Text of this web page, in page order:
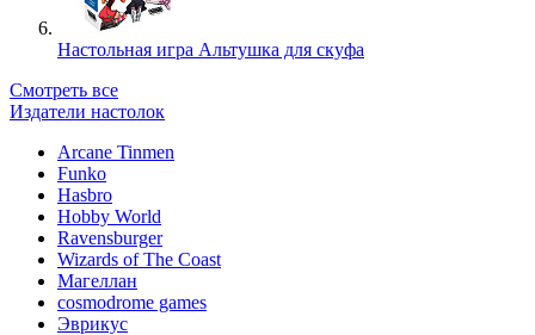
Настольная игра Альтушка для скуфа
Смотреть все
Издатели настолок
Arcane Tinmen
Funko
Hasbro
Hobby World
Ravensburger
Wizards of The Coast
Магеллан
сosmodrome games
Эврикус